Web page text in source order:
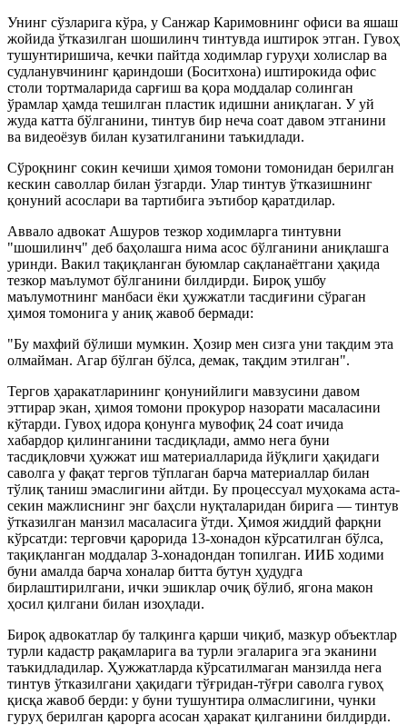
Унинг сўзларига кўра, у Санжар Каримовнинг офиси ва яшаш
жойида ўтказилган шошилинч тинтувда иштирок этган. Гувоҳ
тушунтиришича, кечки пайтда ходимлар гуруҳи холислар ва
судланувчининг қариндоши (Боситхона) иштирокида офис
столи тортмаларида сарғиш ва қора моддалар солинган
ўрамлар ҳамда тешилган пластик идишни аниқлаган. У уй
жуда катта бўлганини, тинтув бир неча соат давом этганини
ва видеоёзув билан кузатилганини таъкидлади.
Сўроқнинг сокин кечиши ҳимоя томони томонидан берилган
кескин саволлар билан ўзгарди. Улар тинтув ўтказишнинг
қонуний асослари ва тартибига эътибор қаратдилар.
Аввало адвокат Ашуров тезкор ходимларга тинтувни
"шошилинч" деб баҳолашга нима асос бўлганини аниқлашга
уринди. Вакил тақиқланган буюмлар сақланаётгани ҳақида
тезкор маълумот бўлганини билдирди. Бироқ ушбу
маълумотнинг манбаси ёки ҳужжатли тасдиғини сўраган
ҳимоя томонига у аниқ жавоб бермади:
"Бу махфий бўлиши мумкин. Ҳозир мен сизга уни тақдим эта
олмайман. Агар бўлган бўлса, демак, тақдим этилган".
Тергов ҳаракатларининг қонунийлиги мавзусини давом
эттирар экан, ҳимоя томони прокурор назорати масаласини
кўтарди. Гувоҳ идора қонунга мувофиқ 24 соат ичида
хабардор қилинганини тасдиқлади, аммо нега буни
тасдиқловчи ҳужжат иш материалларида йўқлиги ҳақидаги
саволга у фақат тергов тўплаган барча материаллар билан
тўлиқ таниш эмаслигини айтди. Бу процессуал муҳокама аста-
секин мажлиснинг энг баҳсли нуқталаридан бирига — тинтув
ўтказилган манзил масаласига ўтди. Ҳимоя жиддий фарқни
кўрсатди: терговчи қарорида 13-хонадон кўрсатилган бўлса,
тақиқланган моддалар 3-хонадондан топилган. ИИБ ходими
буни амалда барча хоналар битта бутун ҳудудга
бирлаштирилгани, ички эшиклар очиқ бўлиб, ягона макон
ҳосил қилгани билан изоҳлади.
Бироқ адвокатлар бу талқинга қарши чиқиб, мазкур объектлар
турли кадастр рақамларига ва турли эгаларига эга эканини
таъкидладилар. Ҳужжатларда кўрсатилмаган манзилда нега
тинтув ўтказилгани ҳақидаги тўғридан-тўғри саволга гувоҳ
қисқа жавоб берди: у буни тушунтира олмаслигини, чунки
гуруҳ берилган қарорга асосан ҳаракат қилганини билдирди.